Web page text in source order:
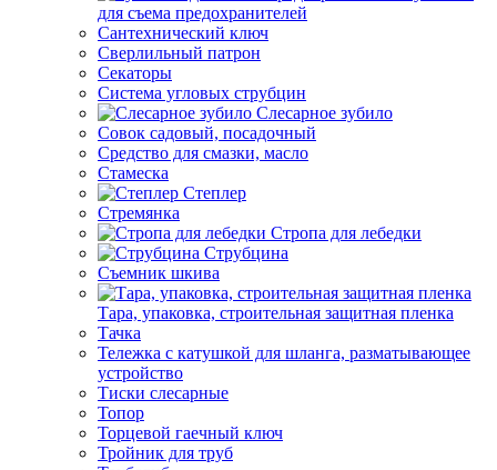
для съема предохранителей
Сантехнический ключ
Сверлильный патрон
Секаторы
Система угловых струбцин
Слесарное зубило
Совок садовый, посадочный
Средство для смазки, масло
Стамеска
Степлер
Стремянка
Стропа для лебедки
Струбцина
Съемник шкива
Тара, упаковка, строительная защитная пленка
Тачка
Тележка с катушкой для шланга, разматывающее
устройство
Тиски слесарные
Топор
Торцевой гаечный ключ
Тройник для труб